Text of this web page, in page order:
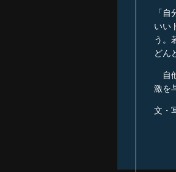
「
いい
う。
どん
自
激を
文・